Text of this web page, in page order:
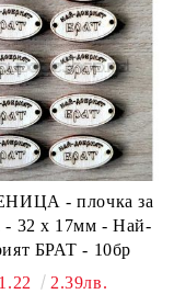
- плочка за
- 32 х 17мм - Най-
БРАТ - 10бр
2.39лв.